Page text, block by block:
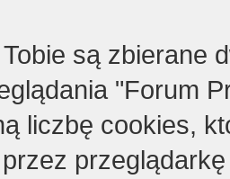
są zbierane
"Forum
liczbę cookies,